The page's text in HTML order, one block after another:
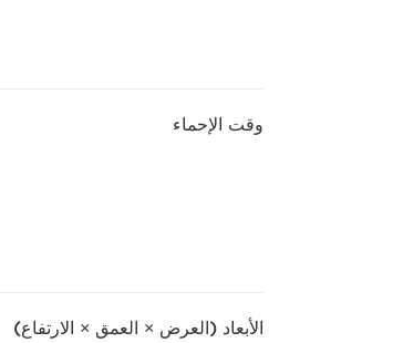
وقت الإحماء
الأبعاد (العرض × العمق × الارتفاع)